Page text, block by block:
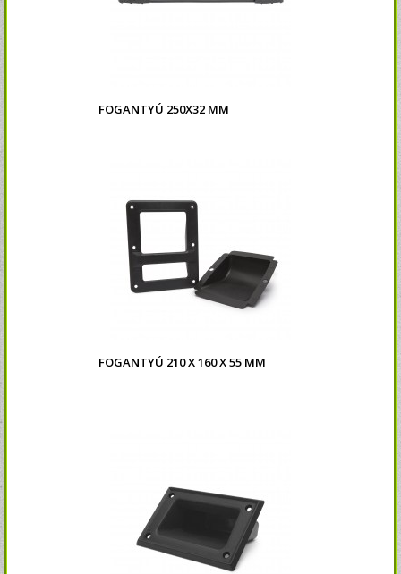
FOGANTYÚ 250X32 MM
FOGANTYÚ 210 X 160 X 55 MM